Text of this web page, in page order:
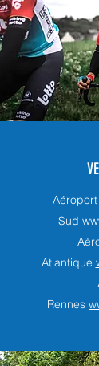
Sud
Atlantique
Rennes